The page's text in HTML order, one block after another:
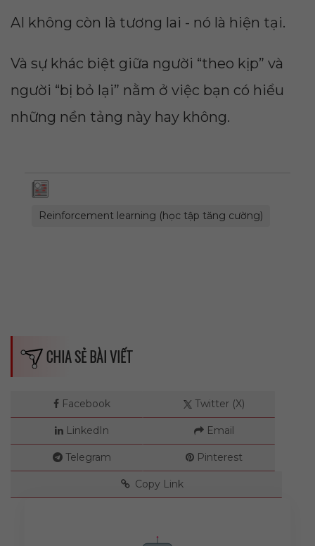
AI không còn là tương lai - nó là hiện tại.
Và sự khác biệt giữa người “theo kịp” và
người “bị bỏ lại” nằm ở việc bạn có hiểu
những nền tảng này hay không.
Reinforcement learning (học tập tăng cường)
CHIA SẺ BÀI VIẾT
Facebook Twitter (X)
LinkedIn Email
Telegram Pinterest
Copy Link